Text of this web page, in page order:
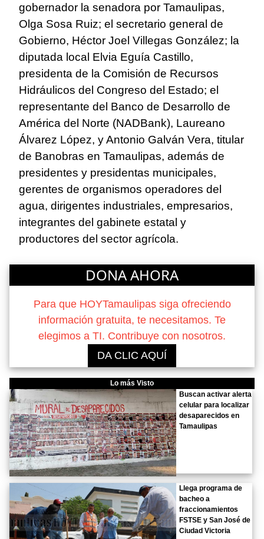
gobernador la senadora por Tamaulipas,
Olga Sosa Ruiz; el secretario general de
Gobierno, Héctor Joel Villegas González; la
diputada local Elvia Eguía Castillo,
presidenta de la Comisión de Recursos
Hidráulicos del Congreso del Estado; el
representante del Banco de Desarrollo de
América del Norte (NADBank), Laureano
Álvarez López, y Antonio Galván Vera, titular
de Banobras en Tamaulipas, además de
presidentes y presidentas municipales,
gerentes de organismos operadores del
agua, dirigentes industriales, empresarios,
integrantes del gabinete estatal y
productores del sector agrícola.
DONA AHORA
Para que HOYTamaulipas siga ofreciendo
información gratuita, te necesitamos. Te
elegimos a TI. Contribuye con nosotros.
DA CLIC AQUÍ
Lo más Visto
Buscan activar alerta
celular para localizar
desaparecidos en
Tamaulipas
Llega programa de
bacheo a
fraccionamientos
FSTSE y San José de
Ciudad Victoria